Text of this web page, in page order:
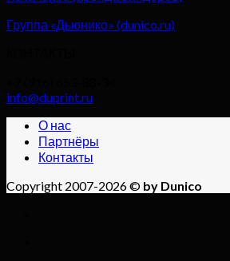
Группа «Дьюнико» (dunico.ru)
info@duprint.ru
О нас
Партнёры
Контакты
Copyright 2007-2026 © by Dunico